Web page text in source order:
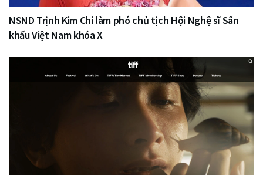
NSND Trịnh Kim Chi làm phó chủ tịch Hội Nghệ sĩ Sân
khấu Việt Nam khóa X